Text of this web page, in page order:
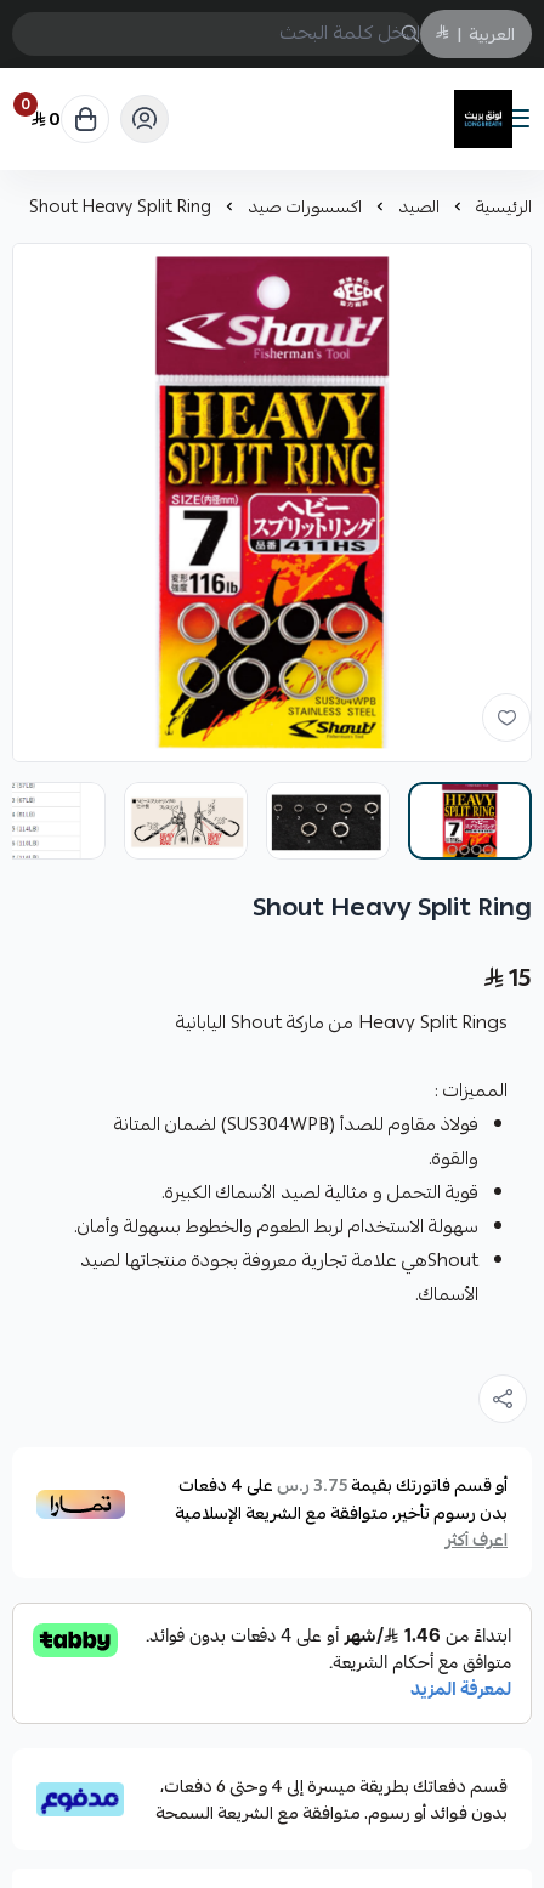
العربية |
لونق بريث
0 0
الرئيسية الصيد اكسسورات صيد Shout Heavy Split Ring
Shout Heavy Split Ring
15
Heavy Split Rings من ماركة Shout اليابانية
المميزات :
فولاذ مقاوم للصدأ (SUS304WPB) لضمان المتانة
والقوة.
قوية التحمل و مثالية لصيد الأسماك الكبيرة.
سهولة الاستخدام لربط الطعوم والخطوط بسهولة وأمان.
Shoutهي علامة تجارية معروفة بجودة منتجاتها لصيد
الأسماك.
أو قسم فاتورتك بقيمة3.75 ر.س على4دفعات
بدون رسوم تأخير، متوافقة مع الشريعة الإسلامية
اعرف أكثر
قسم دفعاتك بطريقة ميسرة إلى 4 وحتى 6 دفعات،
بدون فوائد أو رسوم. متوافقة مع الشريعة السمحة